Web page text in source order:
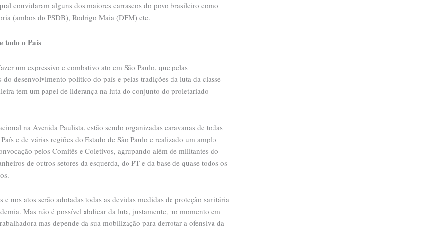
convidaram alguns dos maiores carrascos do povo brasileiro como
(ambos do PSDB), Rodrigo Maia (DEM) etc.
todo o País
um expressivo e combativo ato em São Paulo, que pelas
do desenvolvimento político do país e pelas tradições da luta da classe
tem um papel de liderança na luta do conjunto do proletariado
na Avenida Paulista, estão sendo organizadas caravanas de todas
e de várias regiões do Estado de São Paulo e realizado um amplo
pelos Comitês e Coletivos, agrupando além de militantes do
de outros setores da esquerda, do PT e da base de quase todos os
e nos atos serão adotadas todas as devidas medidas de proteção sanitária
Mas não é possível abdicar da luta, justamente, no momento em
mas depende da sua mobilização para derrotar a ofensiva da